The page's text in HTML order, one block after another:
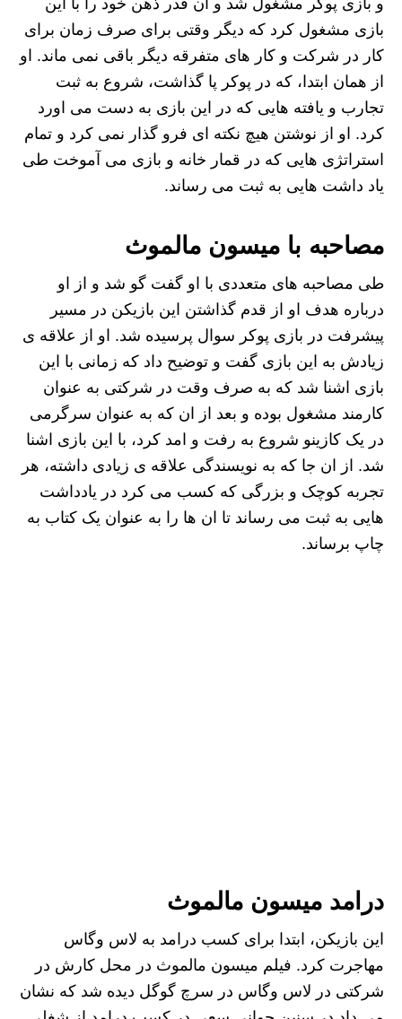
بازی مشغول کرد که دیگر وقتی برای صرف زمان برای
کار در شرکت و کار های متفرقه دیگر باقی نمی ماند. او
از همان ابتدا، که در پوکر پا گذاشت، شروع به ثبت
تجارب و یافته هایی که در این بازی به دست می اورد
کرد. او از نوشتن هیچ نکته ای فرو گذار نمی کرد و تمام
استراتژی هایی که در قمار خانه و بازی می آموخت طی
یاد داشت هایی به ثبت می رساند.
مصاحبه با میسون مالموث
طی مصاحبه های متعددی با او گفت گو شد و از او
درباره هدف او از قدم گذاشتن این بازیکن در مسیر
پیشرفت در بازی پوکر سوال پرسیده شد. او از علاقه ی
زیادش به این بازی گفت و توضیح داد که زمانی با این
بازی اشنا شد که به صرف وقت در شرکتی به عنوان
کارمند مشغول بوده و بعد از ان که به عنوان سرگرمی
در یک کازینو شروع به رفت و امد کرد، با این بازی اشنا
شد. از ان جا که به نویسندگی علاقه ی زیادی داشته، هر
تجربه کوچک و بزرگی که کسب می کرد در یادداشت
هایی به ثبت می رساند تا ان ها را به عنوان یک کتاب به
چاپ برساند.
درامد میسون مالموث
این بازیکن، ابتدا برای کسب درامد به لاس وگاس
مهاجرت کرد. فیلم میسون مالموث در محل کارش در
شرکتی در لاس وگاس در سرچ گوگل دیده شد که نشان